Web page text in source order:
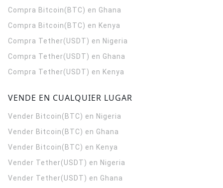
Compra Bitcoin(BTC) en Ghana
Compra Bitcoin(BTC) en Kenya
Compra Tether(USDT) en Nigeria
Compra Tether(USDT) en Ghana
Compra Tether(USDT) en Kenya
VENDE EN CUALQUIER LUGAR
Vender Bitcoin(BTC) en Nigeria
Vender Bitcoin(BTC) en Ghana
Vender Bitcoin(BTC) en Kenya
Vender Tether(USDT) en Nigeria
Vender Tether(USDT) en Ghana